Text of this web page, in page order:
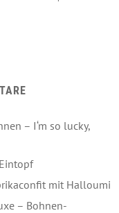
– I‘m so lucky,
mit Halloumi
– Bohnen-